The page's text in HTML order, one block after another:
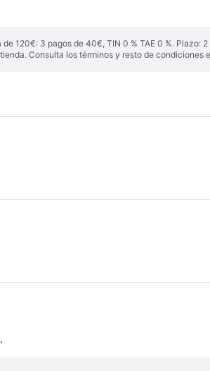
120€: 3 pagos de 40€, TIN 0 % TAE 0 %.
Consulta los términos y resto de condiciones